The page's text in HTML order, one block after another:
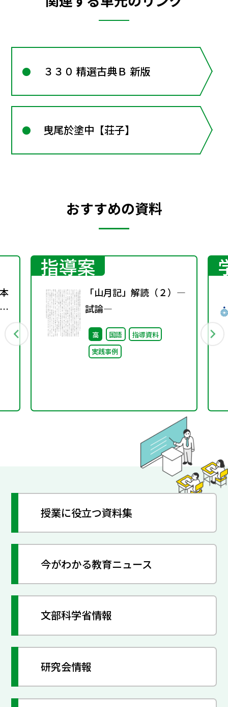
３３０ 精選古典Ｂ 新版
曳尾於塗中【荘子】
おすすめの資料
指導案
「山月記」解読（２）―
試論―
高 国語
指導資料
実践事例
授業に役立つ資料集
今がわかる教育ニュース
文部科学省情報
研究会情報